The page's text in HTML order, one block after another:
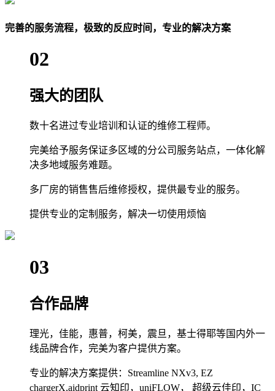
完善的服务流程，极致的反应时间，专业的解决方案
02
强大的团队
数十名进过专业培训和认证的维修工程师。
完美给予服务保证多区域的分公司服务站点，一体化解
决多地域服务难题。
多厂房的销售售后维修授权，提供最专业的服务。
提供专业的定制服务，解决一切使用烦恼
03
合作品牌
理光，佳能，惠普，柯美，震旦，基士得耶等国内外一
线品牌合作，完美为客户提供方案。
专业的解决方案提供：Streamline NXv3, EZ
chargerX,aidprint 云知印，uniFLOW， 超级云佳印，IC